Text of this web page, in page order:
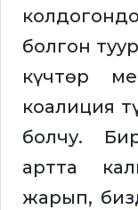
болгон
күчтөр
коалиция
болчу.
артта
жарып,